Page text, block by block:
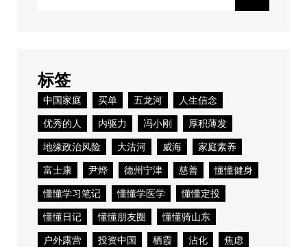
标签
中国家庭 买单 五龙河
人生信念
优秀的人
内驱力 冯小刚
厚积薄发
地缘政治风险
大沽河 威海
家庭素养
富士康
尹烨 德州宁津 慈善
懂懂健身
懂懂学习笔记
懂懂学医学
懂懂定投
懂懂日记
懂懂朋友圈
懂懂骑山东
户外露营
投资中国 栖霞 沾化 焦虑